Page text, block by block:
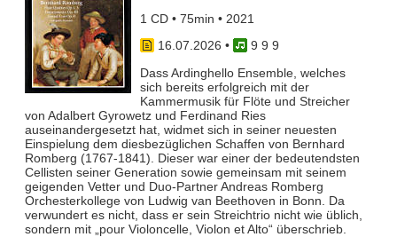
1 CD • 75min • 2021
16.07.2026 •
9 9 9
Dass Ardinghello Ensemble, welches
sich bereits erfolgreich mit der
Kammermusik für Flöte und Streicher
von Adalbert Gyrowetz und Ferdinand Ries
auseinandergesetzt hat, widmet sich in seiner neuesten
Einspielung dem diesbezüglichen Schaffen von Bernhard
Romberg (1767-1841). Dieser war einer der bedeutendsten
Cellisten seiner Generation sowie gemeinsam mit seinem
geigenden Vetter und Duo-Partner Andreas Romberg
Orchesterkollege von Ludwig van Beethoven in Bonn. Da
verwundert es nicht, dass er sein Streichtrio nicht wie üblich,
sondern mit „pour Violoncelle, Violon et Alto“ überschrieb.